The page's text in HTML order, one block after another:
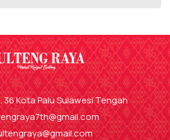
36 Kota Palu Sulawesi Tengah